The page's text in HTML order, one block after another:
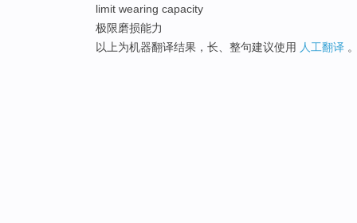
limit wearing capacity
极限磨损能力
以上为机器翻译结果，长、整句建议使用 人工翻译